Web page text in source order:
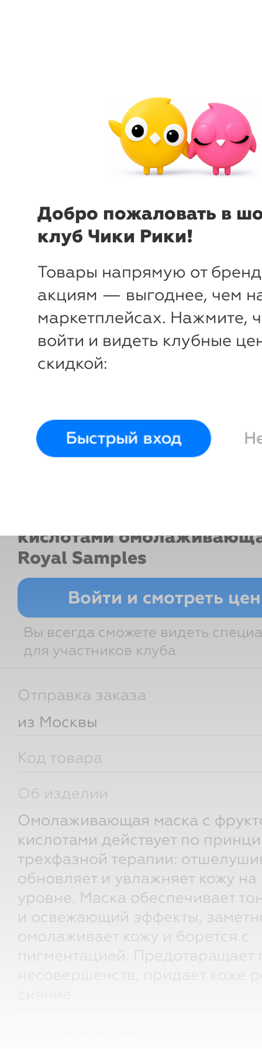
Добро пожаловать в
клуб Чики Рики!
Товары напрямую от
акциям — выгоднее, чем
маркетплейсах. Нажмите,
войти и видеть клубные
скидкой:
Быстрый вход
кислотами
Royal Samples
Войти и смотреть
Вы всегда сможете видеть
для участников клуба
Отправка заказа
из Москвы
Код товара
Об изделии
Омолаживающая маска с
кислотами действует по
трехфазной терапии:
обновляет и увлажняет кожу на
уровне. Маска обеспечивает
и освежающий эффекты,
омолаживает кожу и борется с
пигментацией. Предотвращает